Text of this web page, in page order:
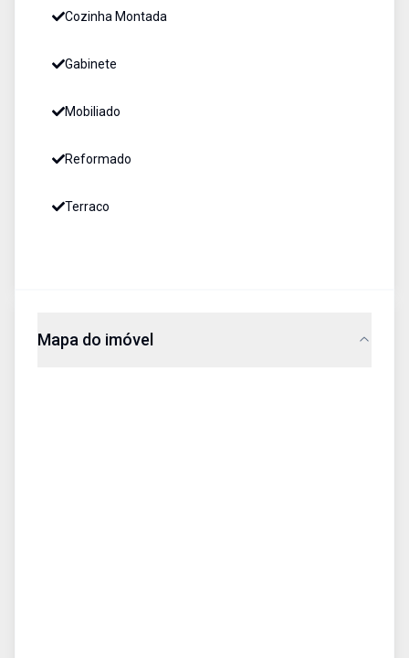
Cozinha Montada
Gabinete
Mobiliado
Reformado
Terraco
Mapa do imóvel